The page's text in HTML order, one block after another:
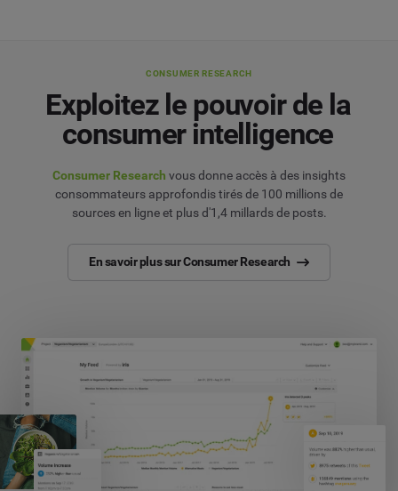
CONSUMER RESEARCH
Exploitez le pouvoir de la
consumer intelligence
Consumer Research vous donne accès à des insights
consommateurs approfondis tirés de 100 millions de
sources en ligne et plus d'1,4 millards de posts.
En savoir plus sur Consumer Research